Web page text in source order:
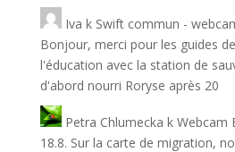
Iva k Swift commun -
Bonjour, merci pour les guides
l'éducation avec la station de
d'abord nourri Roryse après 20
Petra Chlumecka k Webcam
18.8. Sur la carte de migration,